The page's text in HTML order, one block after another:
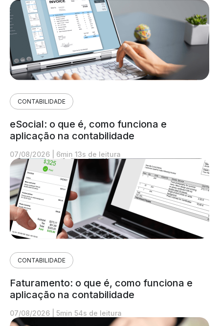
CONTABILIDADE
eSocial: o que é, como funciona e
aplicação na contabilidade
07/08/2026 6min 13s de leitura
CONTABILIDADE
Faturamento: o que é, como funciona e
aplicação na contabilidade
07/08/2026 5min 54s de leitura